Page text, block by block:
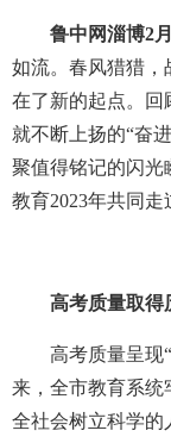
鲁中网淄博2
如流。春风猎猎，
在了新的起点。回
就不断上扬的“奋
聚值得铭记的闪光
教育2023年共同走
高考质量取得
高考质量呈现“
来，全市教育系统
全社会树立科学的